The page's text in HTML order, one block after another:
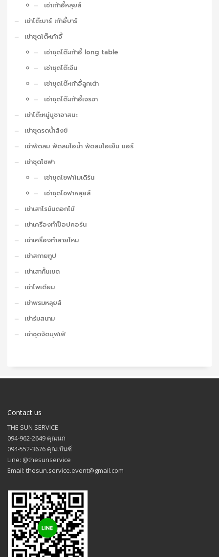
เช่าเก้าอี้หลุยส์
เช่าโต๊ะบาร์ เก้าอี้บาร์
เช่าชุดโต๊ะเก้าอี้
เช่าชุดโต๊ะเก้าอี้ long table
เช่าชุดโต๊ะจีน
เช่าชุดโต๊ะเก้าอี้ลูกเต๋า
เช่าชุดโต๊ะเก้าอี้เจรจา
เช่าโต๊ะหมู่บูชาอาสนะ
เช่าชุดรดน้ำสังข์
เช่าพัดลม พัดลมไอน้ำ พัดลมไอเย็น แอร์
เช่าชุดโซฟา
เช่าชุดโซฟาโมเดิร์น
เช่าชุดโซฟาหลุยส์
เช่าเสาโรมันดอกไม้
เช่าเครื่องทำป็อปคอร์น
เช่าเครื่องทำสายไหม
เช่าสกายทูป
เช่าเสากั้นเขต
เช่าโพเดียม
เช่าพรมหลุยส์
เช่าร่มสนาม
เช่าชุดจัดบุฟเฟ่
Contact us
THE SUN SERVICE
094-962-2649 คุณนก
094-552-3676 คุณเบ้นซ์
Line: @thesunservice
Email: thesun.service.event@gmail.com